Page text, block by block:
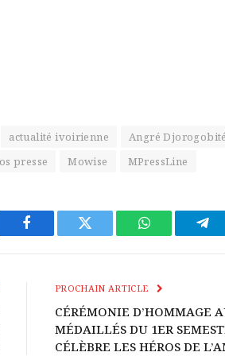
actualité ivoirienne Angré Djorogobité
presse Mowise MPressLine
Facebook Twitter WhatsApp
PROCHAIN ARTICLE
CÉRÉMONIE D’HOMMAGE
MÉDAILLÉS DU 1ER
CÉLÈBRE LES HÉROS DE